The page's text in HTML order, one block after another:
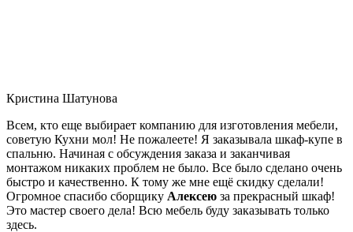
Кристина Шатунова
Всем, кто еще выбирает компанию для изготовления мебели,
советую Кухни мол! Не пожалеете! Я заказывала шкаф-купе в
спальню. Начиная с обсуждения заказа и заканчивая
монтажом никаких проблем не было. Все было сделано очень
быстро и качественно. К тому же мне ещё скидку сделали!
Огромное спасибо сборщику Алексею за прекрасный шкаф!
Это мастер своего дела! Всю мебель буду заказывать только
здесь.